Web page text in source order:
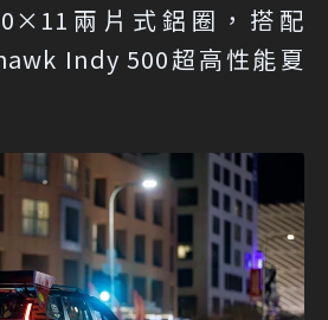
兩片式鋁圈，搭配
Indy 500超高性能夏